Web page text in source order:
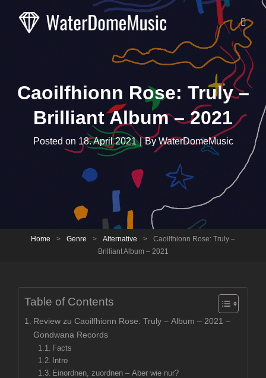
Caoilfhionn Rose: Truly –
Brilliant Album – 2021
Posted on 18. April 2021 | By Byline
WaterDomeMusic
Home > Genre > Alternative >
Caoilfhionn Rose: Truly –
Brilliant Album – 2021
Table of Contents
Review zu Caoilfhionn Rose: Truly – Album – 2021 –
Gondwana Records
Facts
Intro
Einordnen, zuordnen – Aber wie nur?